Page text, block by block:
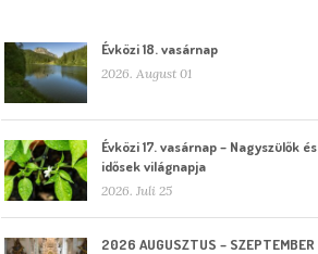
Évközi 18. vasárnap
2026. August 01
Évközi 17. vasárnap – Nagyszülők és
idősek világnapja
2026. Juli 25
2026 AUGUSZTUS – SZEPTEMBER